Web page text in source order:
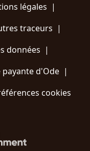
légales |
traceurs |
données |
d'Ode |
cookies